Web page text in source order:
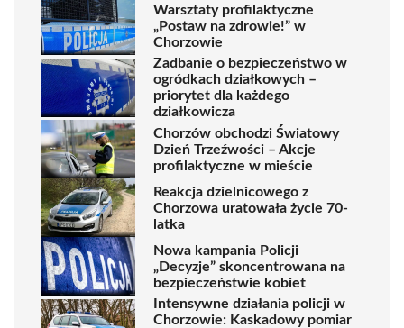
Warsztaty profilaktyczne
„Postaw na zdrowie!” w
Chorzowie
Zadbanie o bezpieczeństwo w
ogródkach działkowych –
priorytet dla każdego
działkowicza
Chorzów obchodzi Światowy
Dzień Trzeźwości – Akcje
profilaktyczne w mieście
Reakcja dzielnicowego z
Chorzowa uratowała życie 70-
latka
Nowa kampania Policji
„Decyzje” skoncentrowana na
bezpieczeństwie kobiet
Intensywne działania policji w
Chorzowie: Kaskadowy pomiar